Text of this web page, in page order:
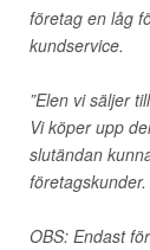
företag en låg
kundservice.
”Elen vi säljer
Vi köper upp
slutändan
företagskunder.
OBS: Endast